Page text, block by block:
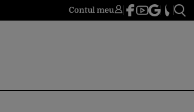
Contul meu